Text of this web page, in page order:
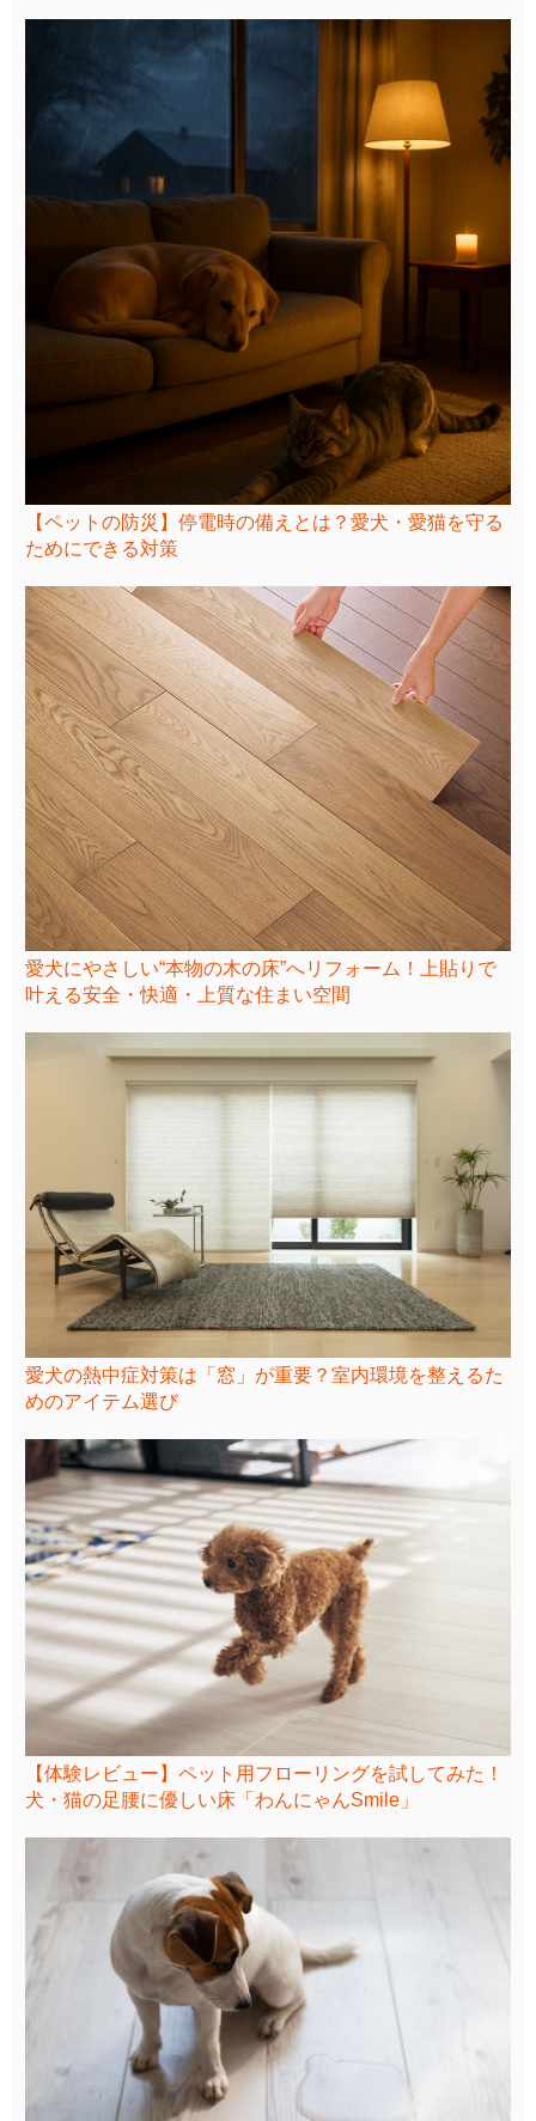
【ペットの防災】停電時の備えとは？愛犬・愛猫を守る
ためにできる対策
愛犬にやさしい“本物の木の床”へリフォーム！上貼りで
叶える安全・快適・上質な住まい空間
愛犬の熱中症対策は「窓」が重要？室内環境を整えるた
めのアイテム選び
【体験レビュー】ペット用フローリングを試してみた！
犬・猫の足腰に優しい床「わんにゃんSmile」